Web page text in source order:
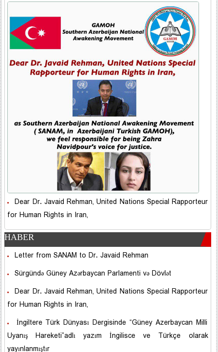
Dear Dr. Javaid Rehman, United Nations Special Rapporteur
for Human Rights in Iran,
HABER
Letter from SANAM to Dr. Javaid Rehman
Sürgündə Güney Azərbaycan Parlamenti və Dövlət
Dear Dr. Javaid Rehman, United Nations Special Rapporteur
for Human Rights in Iran,
İngiltere Türk Dünyası Dergisinde “Güney Azerbaycan Milli
Uyanış Hareketi”adlı yazım İngilisce ve Türkçe olarak
yayınlanmıştır